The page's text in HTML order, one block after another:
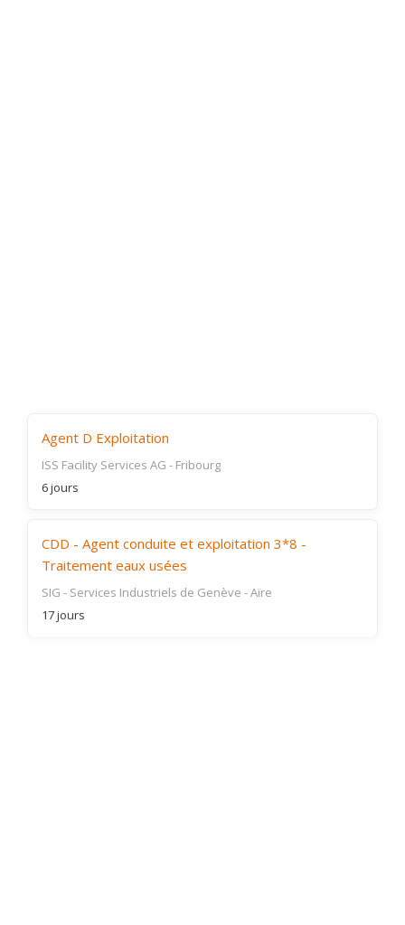
Agent D Exploitation
ISS Facility Services AG - Fribourg
6 jours
CDD - Agent conduite et exploitation 3*8 -
Traitement eaux usées
SIG - Services Industriels de Genève -Aïre
17 jours